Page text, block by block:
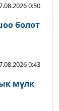
0:50
болот
0:43
мүлк